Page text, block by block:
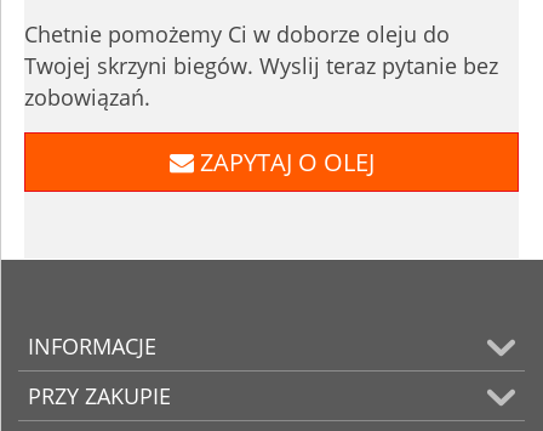
Chetnie pomożemy Ci w doborze oleju do
Twojej skrzyni biegów. Wyslij teraz pytanie bez
zobowiązań.
ZAPYTAJ O OLEJ
INFORMACJE
PRZY ZAKUPIE